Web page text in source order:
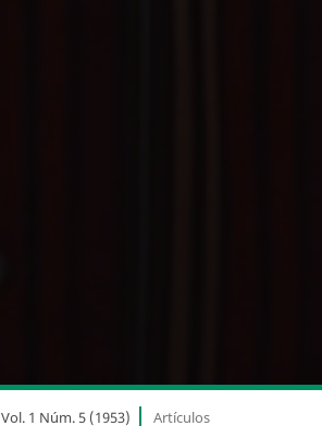
Vol. 1 Núm. 5 (1953) Artículos